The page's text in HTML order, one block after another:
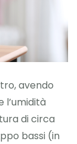
avendo
di circa
bassi (in